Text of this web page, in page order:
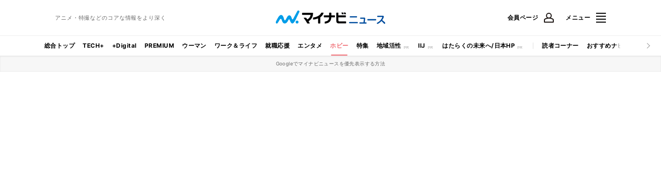
アニメ・特撮などのコアな情報をより深く 会員ページ メニュー
総合トップ TECH+ +Digital PREMIUM ウーマン ワーク＆ライフ 就職応援 エンタメ ホビー 特集 地域活性 IIJ はたらくの未来へ/日本HP 読者コーナー おすすめナビ マイナビ
Googleでマイナビニュースを優先表示する方法